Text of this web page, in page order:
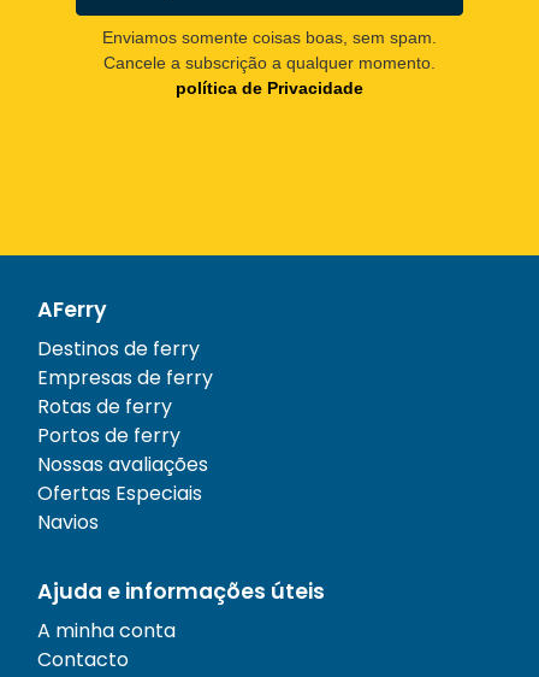
Enviamos somente coisas boas, sem spam.
Cancele a subscrição a qualquer momento.
política de Privacidade
AFerry
Destinos de ferry
Empresas de ferry
Rotas de ferry
Portos de ferry
Nossas avaliações
Ofertas Especiais
Navios
Ajuda e informações úteis
A minha conta
Contacto